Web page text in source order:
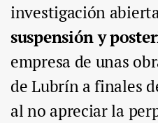
investigación
suspensión y
empresa de unas
de Lubrín a finales
al no apreciar la